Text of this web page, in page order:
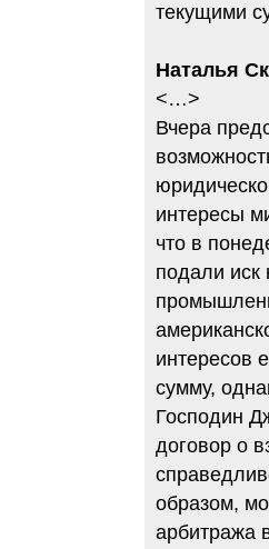
текущими
Наталья
<…>
Вчера
интересы
что в
подали иск
интересов
сумму,
Господин
договор о
образом,
арбитража